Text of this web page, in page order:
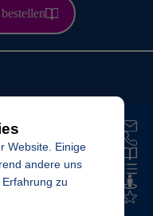
KG
Website. Einige
andere uns
zu